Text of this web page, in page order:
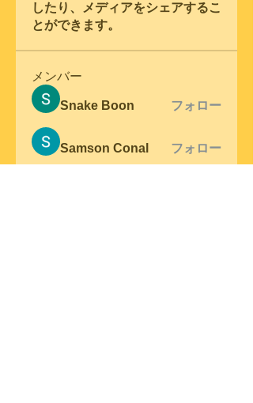
したり、メディアをシェアするこ
とができます。
メンバー
Snake Boon フォロー
Samson Conal フォロー